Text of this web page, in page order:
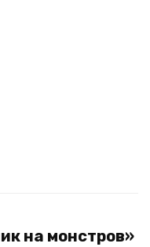
на монстров»